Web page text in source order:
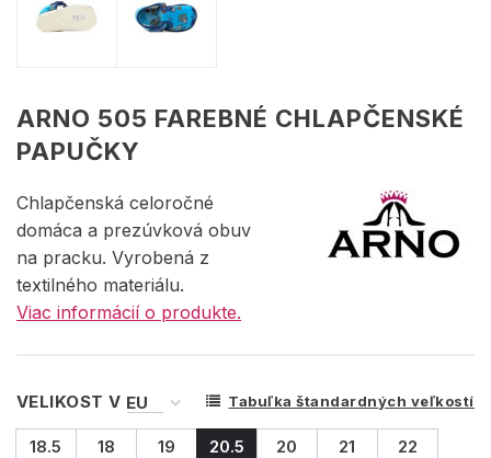
ARNO 505 FAREBNÉ CHLAPČENSKÉ
PAPUČKY
Chlapčenská celoročné
domáca a prezúvková obuv
na pracku. Vyrobená z
textilného materiálu.
Viac informácií o produkte.
VELIKOST V Tabuľka štandardných veľkostí
18.5 18 19 20.5 20 21
22